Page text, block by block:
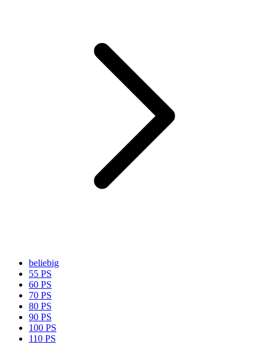
beliebig
55 PS
60 PS
70 PS
80 PS
90 PS
100 PS
110 PS